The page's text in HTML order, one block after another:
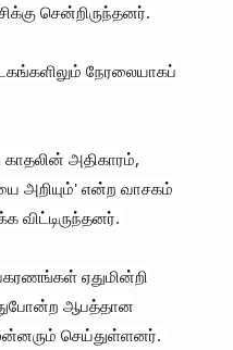
சென்றிருந்தனர்.
நேரலையாகப்
அதிகாரம்,
அறியும்' என்ற வாசகம்
விட்டிருந்தனர்.
ஏதுமின்றி
ஆபத்தான
செய்துள்ளனர்.